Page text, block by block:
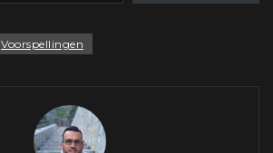
Voorspellingen